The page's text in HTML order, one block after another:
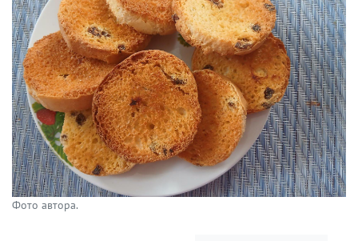
Фото автора.